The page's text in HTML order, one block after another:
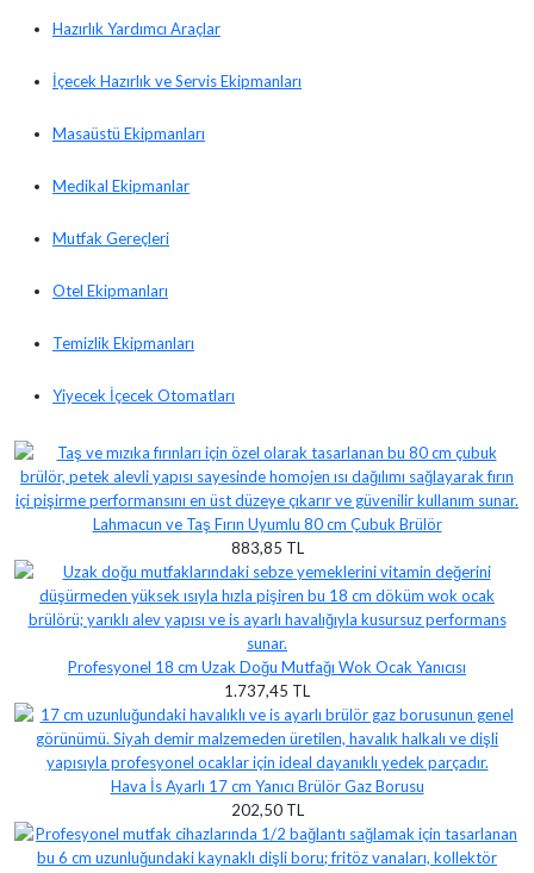
Hazırlık Yardımcı Araçlar
İçecek Hazırlık ve Servis Ekipmanları
Masaüstü Ekipmanları
Medikal Ekipmanlar
Mutfak Gereçleri
Otel Ekipmanları
Temizlik Ekipmanları
Yiyecek İçecek Otomatları
Lahmacun ve Taş Fırın Uyumlu 80 cm Çubuk Brülör
883,85 TL
Profesyonel 18 cm Uzak Doğu Mutfağı Wok Ocak Yanıcısı
1.737,45 TL
Hava İs Ayarlı 17 cm Yanıcı Brülör Gaz Borusu
202,50 TL